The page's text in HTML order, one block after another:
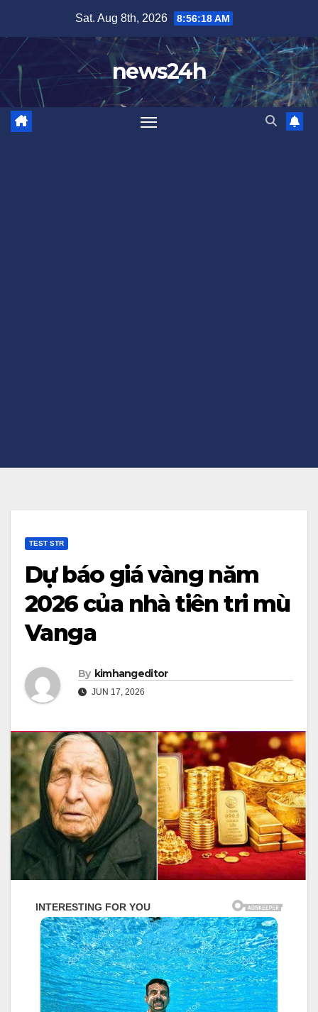
content
Sat. Aug 8th, 2026 8:56:20 AM
news24h
TEST STR
Dự báo giá vàng năm
2026 của nhà tiên tri mù
Vanga
By kimhangeditor
JUN 17, 2026